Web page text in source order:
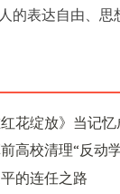
的表达自由、思
花绽放》当记
高校清理“反动
的连任之路